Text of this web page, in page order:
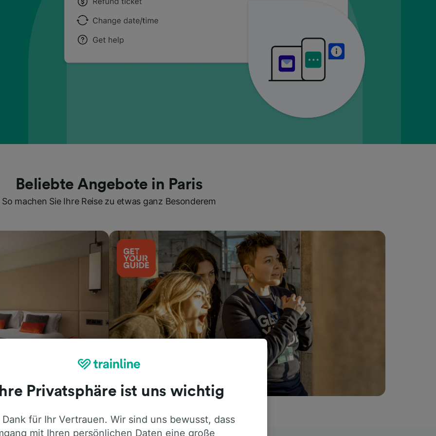
Beliebte Angebote in Paris
So machen Sie Ihre Reise zu etwas ganz Besonderem
Ihre Privatsphäre ist uns wichtig
für Ihr Vertrauen. Wir sind uns bewusst, dass
mit Ihren persönlichen Daten eine große